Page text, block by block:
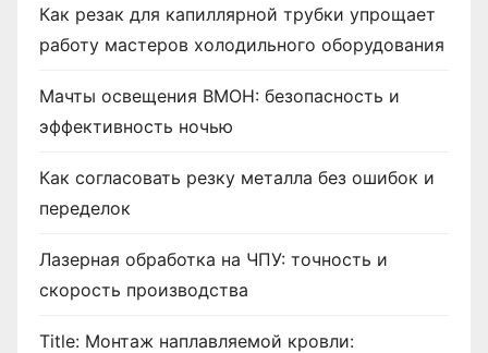
Как резак для капиллярной трубки упрощает
работу мастеров холодильного оборудования
Мачты освещения ВМОН: безопасность и
эффективность ночью
Как согласовать резку металла без ошибок и
переделок
Лазерная обработка на ЧПУ: точность и
скорость производства
Title: Монтаж наплавляемой кровли: